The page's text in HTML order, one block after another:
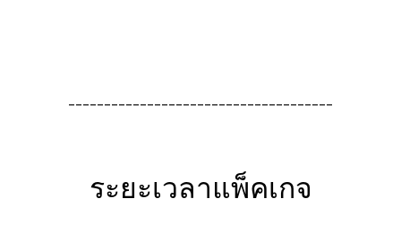
-------------------------------------
ระยะเวลาแพ็คเกจ